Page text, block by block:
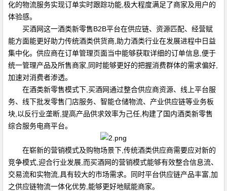
化的物流服务实现订单实时跟踪功能,极大程度满足了商家及用户的
体验感。
买酒网这一酒类新零售B2B平台在供应链、资源匹配、经营赋
能方面能更好助力传统酒类供货商,助力酒类行业在发展进程中日益
集中化。供应商在订单管理页面当中能够获取详细的订单信息,便于
统一管理产品及所售商家,同时能够更好的把握消费群体的需求偏好,
加速对消费者渗透。
在酒类新零售模式下,买酒网通过整合供应商资源、线上平台服
务、线下批发零售门店服务、智能仓储物流、产业供应链等业务板
块,以反行业垄断,提高产品供求效率为己任,构建了国内酒类新零售
综合服务电商平台。
在崭新的营销模式及购物场景下,传统酒类供应商需要应对新的
竞争模式,迎合行业发展,而买酒网的营销模式能够有效整合信息流、
交易流和实物流,具有较大的市场需求。同时平台供应链产品丰富,加
之供应链物流一体化优势,能够更好地赋能商家。